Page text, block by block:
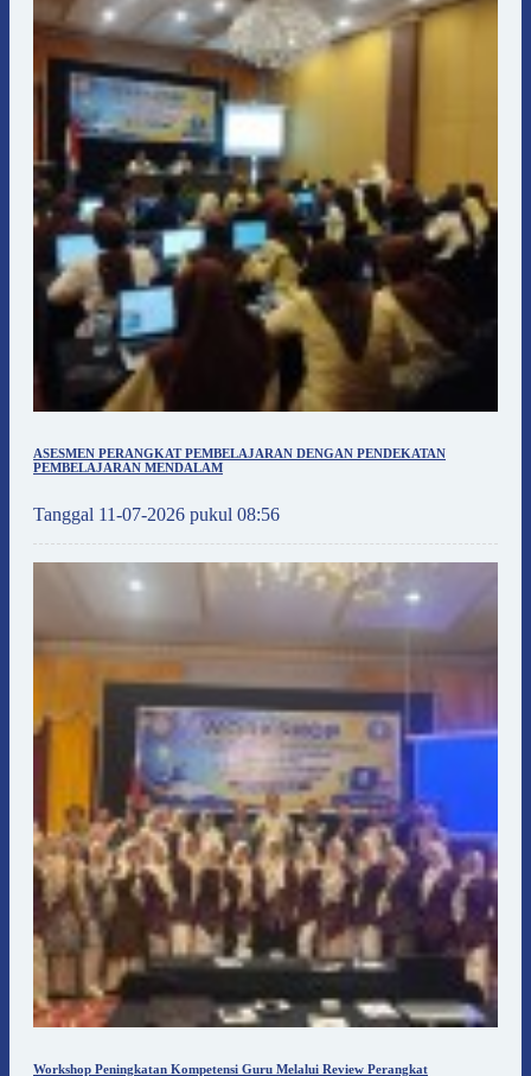
ASESMEN PERANGKAT PEMBELAJARAN DENGAN PENDEKATAN
PEMBELAJARAN MENDALAM
Tanggal 11-07-2026 pukul 08:56
Workshop Peningkatan Kompetensi Guru Melalui Review Perangkat